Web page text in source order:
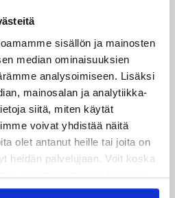
sisällön ja mainosten
median ominaisuuksien
analysoimiseen. Lisäksi
mainosalan ja analytiikka-
siitä, miten käytät
voivat yhdistää näitä
olet antanut heille tai joita on
heidän palvelujaan. Voit koska
suostumustasi evästeiden
.
2026-2027 kaudelle on
Costmar JYPiin
yhteistyöhön
on julkaistu!